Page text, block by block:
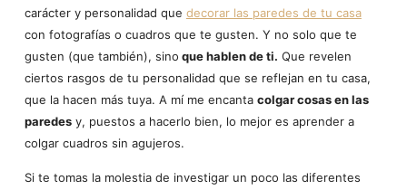
carácter y personalidad que decorar las paredes de tu casa
con fotografías o cuadros que te gusten. Y no solo que te
gusten (que también), sino que hablen de ti. Que revelen
ciertos rasgos de tu personalidad que se reflejan en tu casa,
que la hacen más tuya. A mí me encanta colgar cosas en las
paredesy, puestos a hacerlo bien, lo mejor es aprender a
colgar cuadros sin agujeros.
Si te tomas la molestia de investigar un poco las diferentes